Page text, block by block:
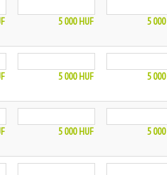
5 000HUF 5 000
5 000HUF 5 000
5 000HUF 5 000